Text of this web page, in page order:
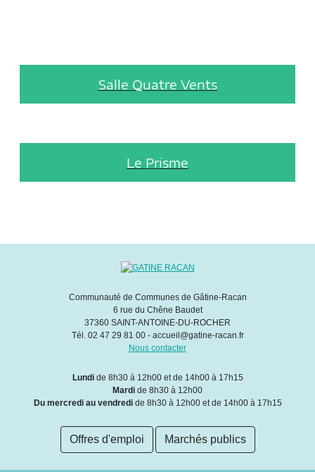
Salle Quatre Vents
Le Prisme
Communauté de Communes de Gâtine-Racan
6 rue du Chêne Baudet
37360 SAINT-ANTOINE-DU-ROCHER
Tél. 02 47 29 81 00 - accueil@gatine-racan.fr
Nous contacter
Lundide 8h30 à 12h00 et de 14h00 à 17h15
Mardi de 8h30 à 12h00
Du mercredi au vendredide 8h30 à 12h00 et de 14h00 à 17h15
Offres d'emploi Marchés publics